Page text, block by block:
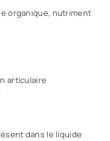
organique, nutriment
articulaire
dans le liquide